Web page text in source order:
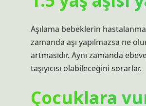
Aşılama bebeklerin
zamanda aşı yapılmazsa ne
artmasıdır. Aynı zamanda
taşıyıcısı olabileceğini sorarlar.
Çocuklara